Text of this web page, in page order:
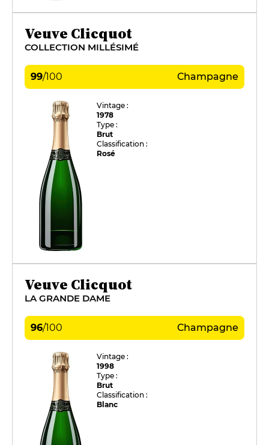
Veuve Clicquot
COLLECTION MILLÉSIMÉ
99/100 Champagne
Vintage :
1978
Type :
Brut
Classification :
Rosé
Veuve Clicquot
LA GRANDE DAME
96/100 Champagne
Vintage :
1998
Type :
Brut
Classification :
Blanc